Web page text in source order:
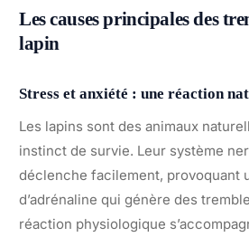
Les causes principales des
lapin
Stress et anxiété : une réaction
Les lapins sont des animaux
instinct de survie. Leur système
déclenche facilement, provoquant
d’adrénaline qui génère des
réaction physiologique